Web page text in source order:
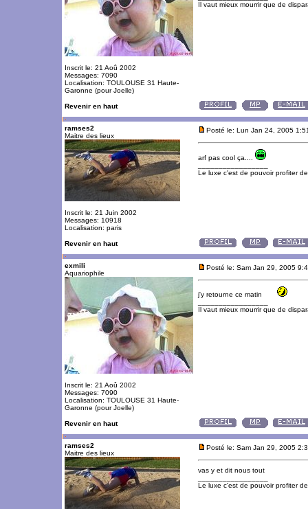
Inscrit le: 21 Aoû 2002
Messages: 7090
Localisation: TOULOUSE 31 Haute-
Garonne (pour Joelle)
Il vaut mieux mourrir que de
Revenir en haut
ramses2
Maitre des lieux
Inscrit le: 21 Juin 2002
Messages: 10918
Localisation: paris
Posté le: Lun Jan 24, 2005
arf pas cool ça....
Le luxe c'est de pouvoir profiter
Revenir en haut
exmili
Aquariophile
Inscrit le: 21 Aoû 2002
Messages: 7090
Localisation: TOULOUSE 31 Haute-
Garonne (pour Joelle)
Posté le: Sam Jan 29, 2005
j'y retourne ce matin
Il vaut mieux mourrir que de
Revenir en haut
ramses2
Maitre des lieux
Posté le: Sam Jan 29, 2005
vas y et dit nous tout
Le luxe c'est de pouvoir profiter